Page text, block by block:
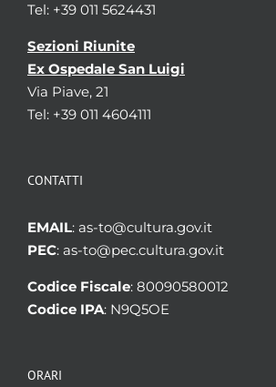
Tel: +39 011 5624431
Sezioni Riunite
Ex Ospedale San Luigi
Via Piave, 21
Tel: +39 011 4604111
CONTATTI
EMAIL: as-to@cultura.gov.it
PEC: as-to@pec.cultura.gov.it
Codice Fiscale: 80090580012
Codice IPA: N9Q5OE
ORARI